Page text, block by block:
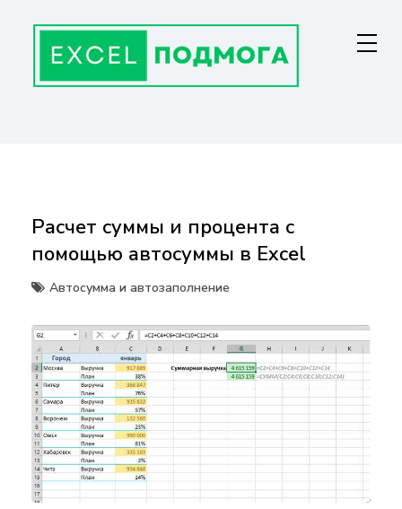
содержанию
Расчет суммы и процента с
помощью автосуммы в Excel
Автосумма и автозаполнение